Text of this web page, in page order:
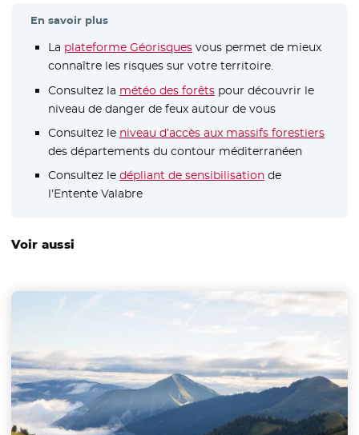
En savoir plus
La plateforme Géorisques- Nouvelle fenêtre
vous permet de mieux
connaître les risques sur votre territoire.
Consultez la météo des forêts- Nouvelle fenêtre
pour découvrir le
niveau de danger de feux autour de vous
Consultez le niveau d’accès aux massifs forestiers-
des départements du contour méditerranéen
Consultez le dépliant de sensibilisation- Nouvelle
de
l’Entente Valabre
Voir aussi